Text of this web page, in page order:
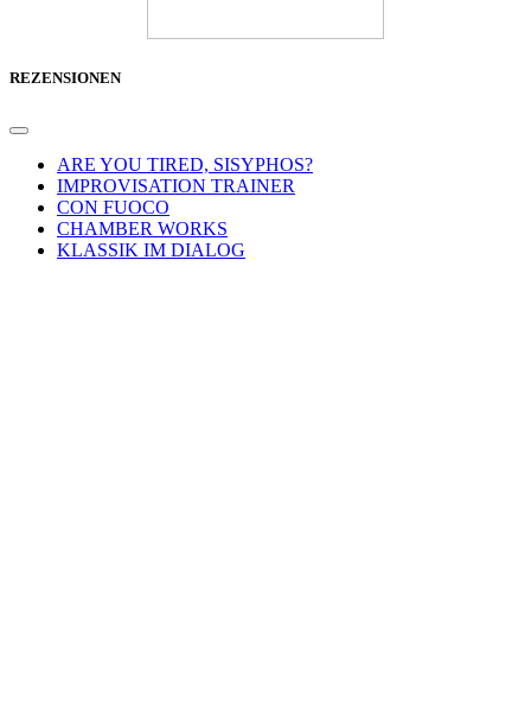
REZENSIONEN
ARE YOU TIRED, SISYPHOS?
IMPROVISATION TRAINER
CON FUOCO
CHAMBER WORKS
KLASSIK IM DIALOG